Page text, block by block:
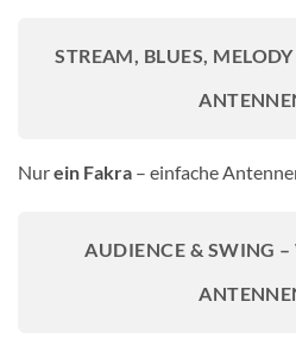
STREAM, BLUES,
Nurein Fakra – einfache
AUDIENCE & SWING